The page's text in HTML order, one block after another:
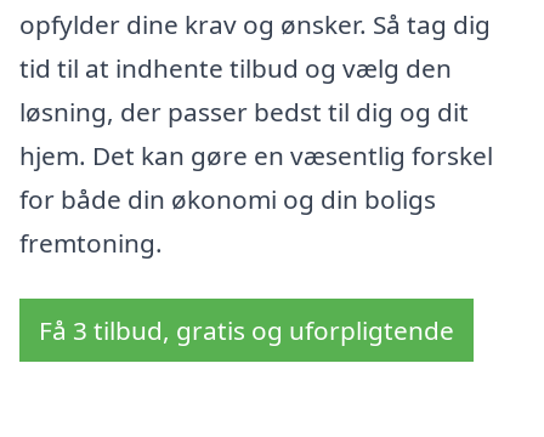
opfylder dine krav og ønsker. Så tag dig
tid til at indhente tilbud og vælg den
løsning, der passer bedst til dig og dit
hjem. Det kan gøre en væsentlig forskel
for både din økonomi og din boligs
fremtoning.
Få 3 tilbud, gratis og uforpligtende